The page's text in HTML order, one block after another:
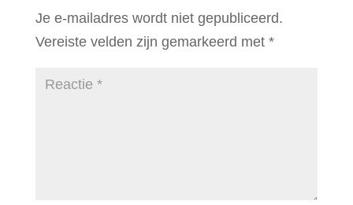
Je e-mailadres wordt niet gepubliceerd.
Vereiste velden zijn gemarkeerd met *